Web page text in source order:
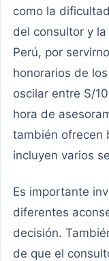
como la
del consultor y
Perú, por
honorarios de
oscilar entre S/
hora de
también ofrecen
incluyen varios
Es importante
diferentes
decisión.
de que el